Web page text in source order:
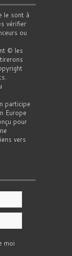
le sont à
vérifier
ou
© les
participe
Europe
pour
vers
moi